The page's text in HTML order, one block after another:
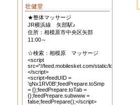
壮健堂
★整体マッサージ
JR横浜線 矢部駅♪
住所：相模原市中央区矢部
11:00～
☆検索：相模原 マッサージ
<script
src="//feed.mobilesket.com/static/loader.js">
</script>
<script>feedUID =
'qNx1RV0B';feedPrepare.toSmp
= {};feedPrepare.toTab =
{};feedPrepare.subwww =
false;feedPrepare();</script>